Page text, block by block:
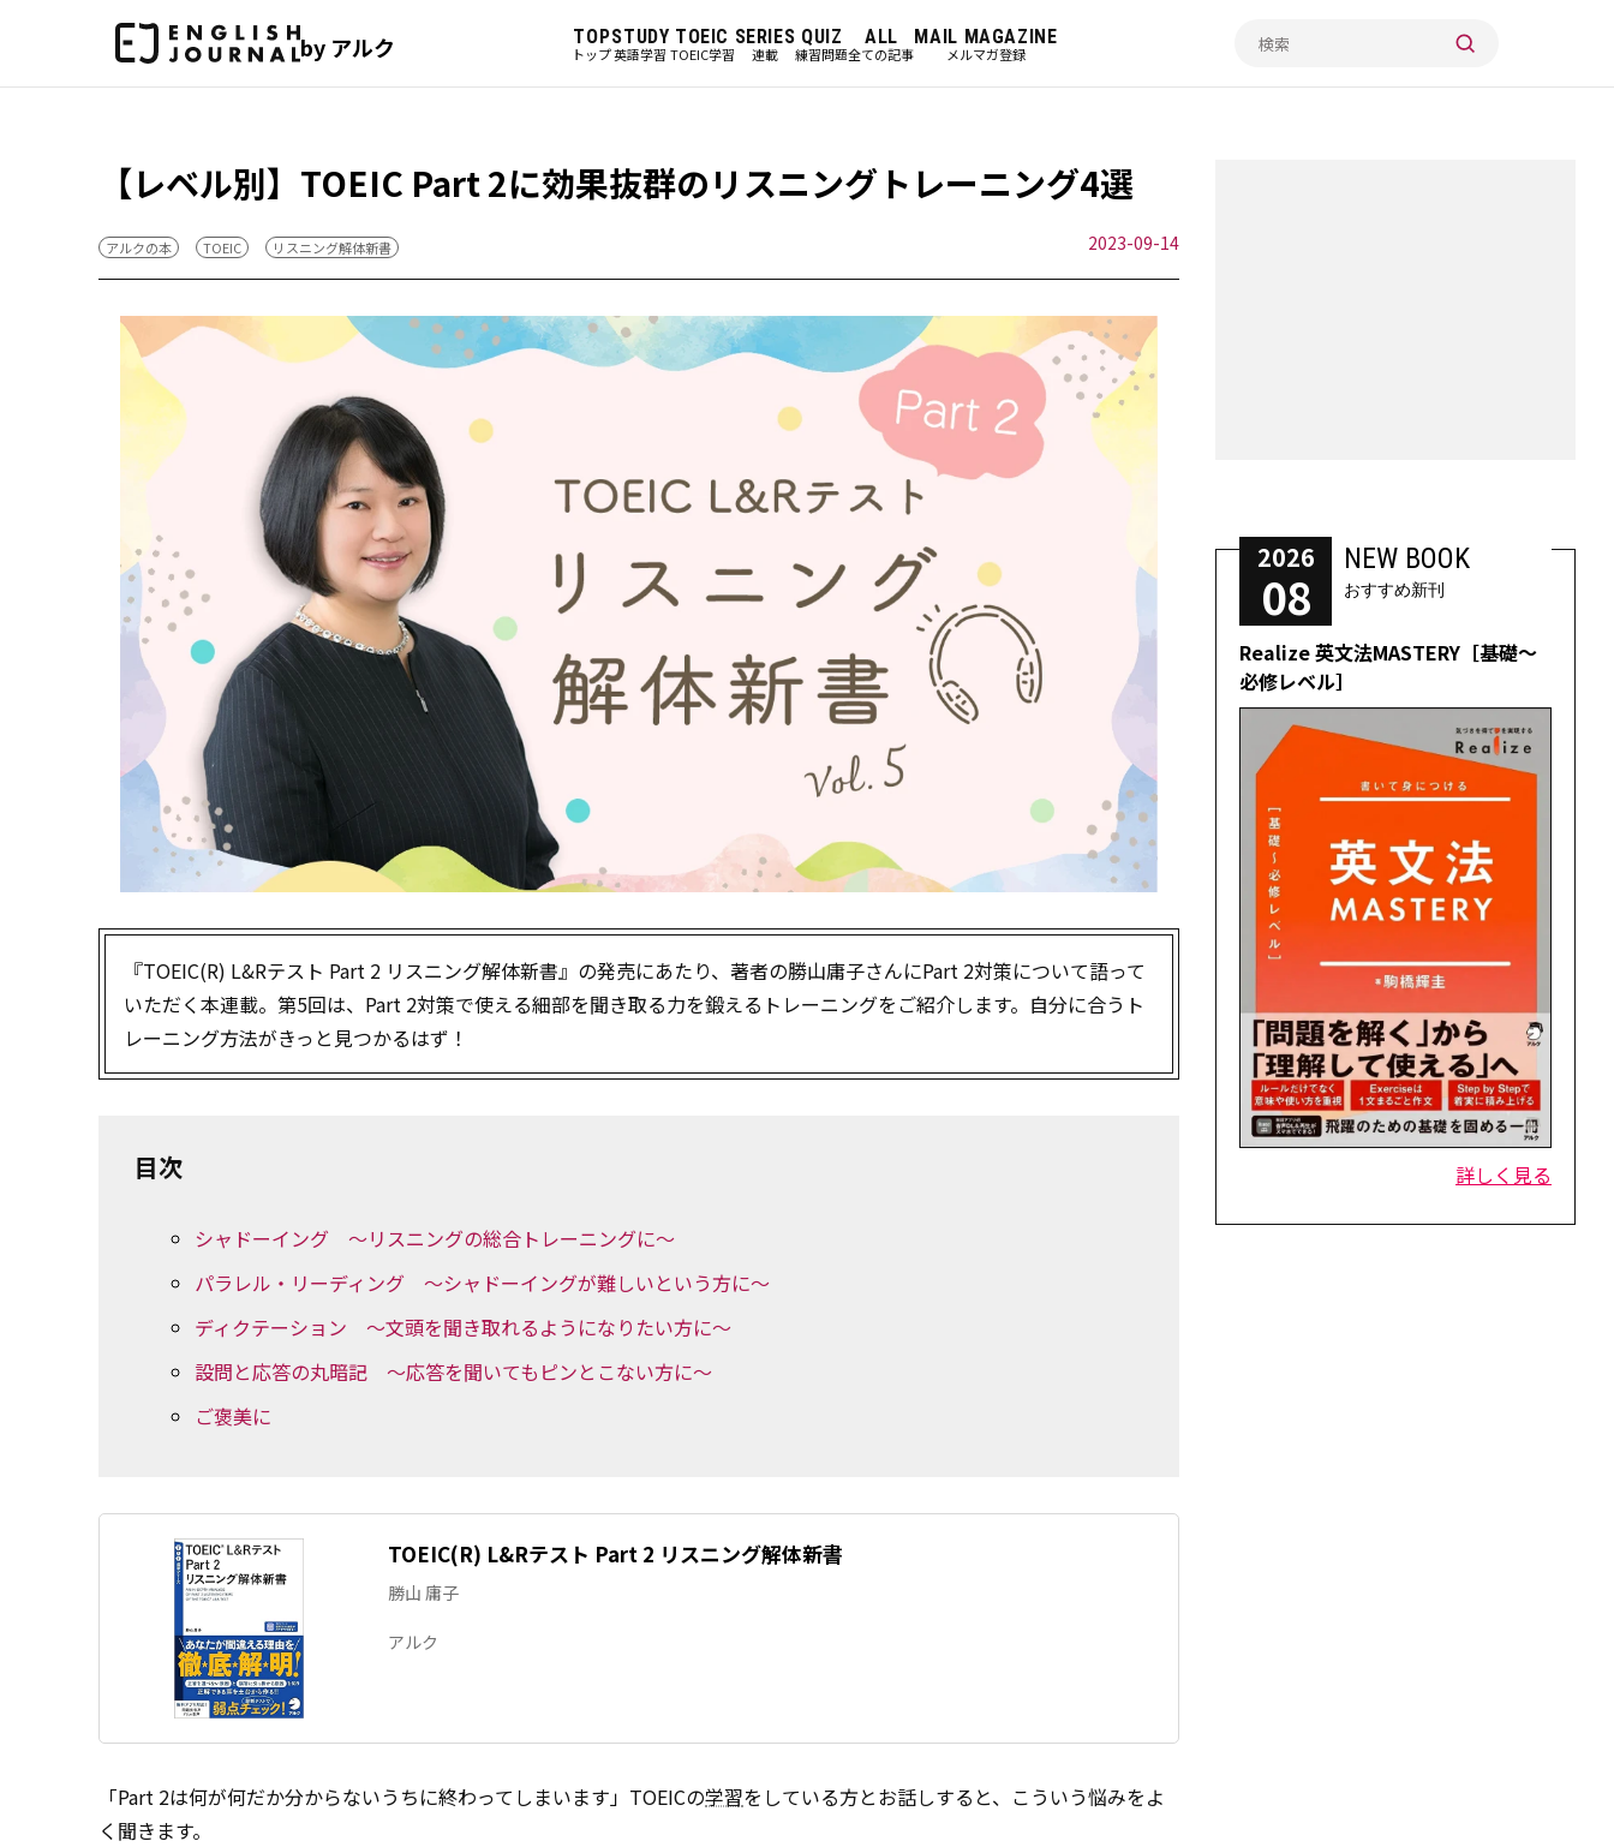
by アルク TOP
トップ
STUDY
英語学習
TOEIC
TOEIC学習
SERIES
連載
QUIZ
練習問題
ALL
全ての記事
MAIL MAGAZINE
メルマガ登録
【レベル別】TOEIC Part 2に効果抜群のリスニングトレーニング4選
アルクの本 TOEIC リスニング解体新書 2023-09-14
『TOEIC(R) L&Rテスト Part 2 リスニング解体新書』の発売にあたり、著者の勝山庸子さんにPart 2対策について語って
いただく本連載。第5回は、Part 2対策で使える細部を聞き取る力を鍛えるトレーニングをご紹介します。自分に合うト
レーニング方法がきっと見つかるはず！
目次
シャドーイング ～リスニングの総合トレーニングに～
パラレル・リーディング ～シャドーイングが難しいという方に～
ディクテーション ～文頭を聞き取れるようになりたい方に～
設問と応答の丸暗記 ～応答を聞いてもピンとこない方に～
ご褒美に
TOEIC(R) L&Rテスト Part 2 リスニング解体新書
勝山 庸子
アルク
「Part 2は何が何だか分からないうちに終わってしまいます」TOEICの学習をしている方とお話しすると、こういう悩みをよ
く聞きます。
2026
08
NEW BOOK
おすすめ新刊
Realize 英文法MASTERY［基礎～
必修レベル］
詳しく見る